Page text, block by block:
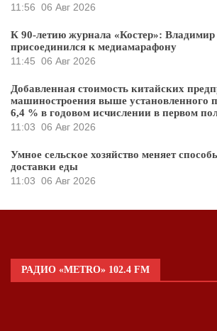
11:56 06 Авг 2026
К 90-летию журнала «Костер»: Владимир
присоединился к медиамарафону
11:45 06 Авг 2026
Добавленная стоимость китайских
машиностроения выше установленного
6,4 % в годовом исчислении в первом
11:03 06 Авг 2026
Умное сельское хозяйство меняет
доставки еды
11:03 06 Авг 2026
РАДИО «METRO» 102.4 FM